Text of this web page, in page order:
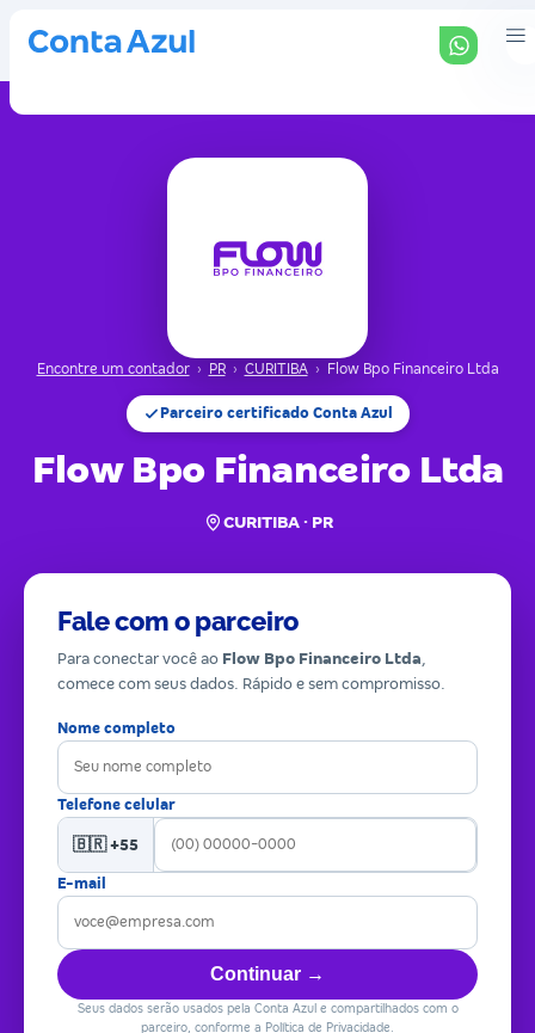
Encontre um contador › PR › CURITIBA › Flow Bpo Financeiro Ltda
Parceiro certificado Conta Azul
Flow Bpo Financeiro Ltda
CURITIBA · PR
Fale com o parceiro
Para conectar você ao Flow Bpo Financeiro Ltda,
comece com seus dados. Rápido e sem compromisso.
Nome completo
Telefone celular
🇧🇷 +55
E-mail
Continuar →
Seus dados serão usados pela Conta Azul e compartilhados com o
parceiro, conforme a Política de Privacidade.